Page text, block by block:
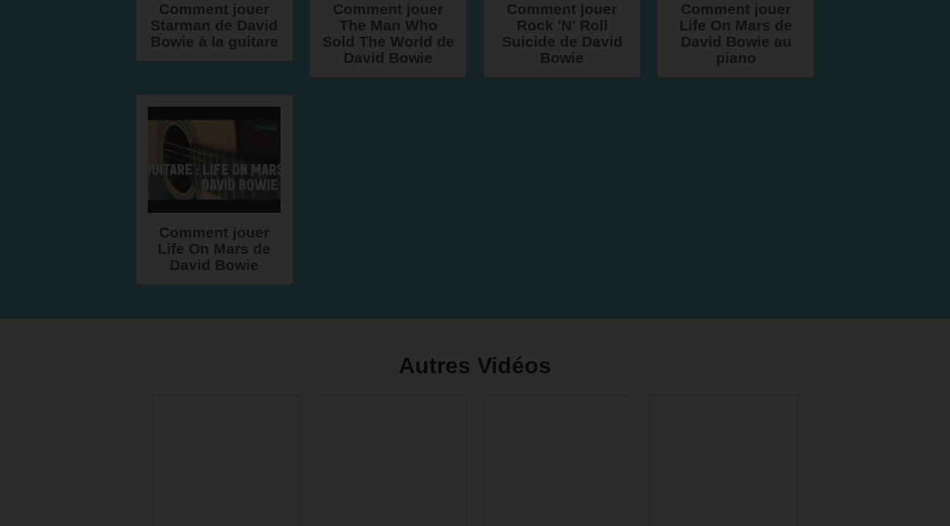
Comment jouer
Starman de David
Bowie à la guitare
Comment jouer
The Man Who
Sold The World de
David Bowie
Comment jouer
Rock 'N' Roll
Suicide de David
Bowie
Comment jouer
Life On Mars de
David Bowie au
piano
Comment jouer
Life On Mars de
David Bowie
Autres Vidéos